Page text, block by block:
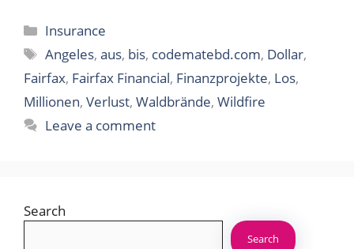
Categories
Insurance
Tags
Angeles,aus, bis, codematebd.com, Dollar,
Fairfax, Fairfax Financial, Finanzprojekte, Los,
Millionen, Verlust, Waldbrände, Wildfire
Leave a comment
Search
Search